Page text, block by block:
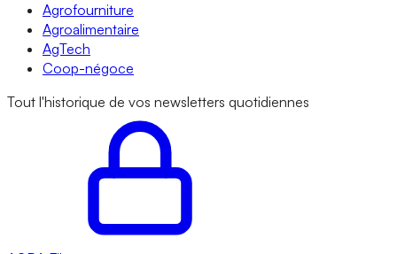
Agrofourniture
Agroalimentaire
AgTech
Coop-négoce
Tout l'historique de vos newsletters quotidiennes